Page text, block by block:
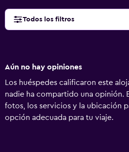
Todos los filtros
Aún no hay opiniones
Los huéspedes calificaron este
nadie ha compartido una opinión.
fotos, los servicios y la ubicación
opción adecuada para tu viaje.